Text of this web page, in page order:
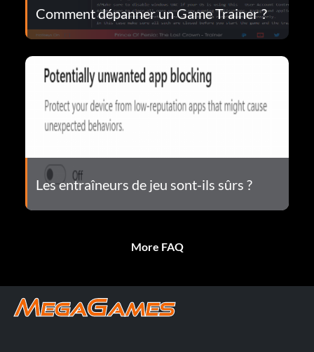
Comment dépanner un Game Trainer ?
Les entraîneurs de jeu sont-ils sûrs ?
More FAQ